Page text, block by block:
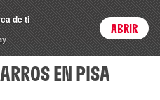
Login
EN PISA
de ti
ABRIR